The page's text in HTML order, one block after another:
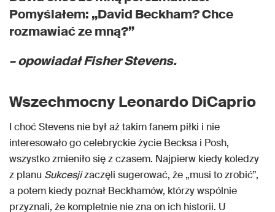
Pomyślałem: „David Beckham? Chce
rozmawiać ze mną?”
– opowiadał Fisher Stevens.
Wszechmocny Leonardo DiCaprio
I choć Stevens nie był aż takim fanem piłki i nie
interesowało go celebryckie życie Becksa i Posh,
wszystko zmieniło się z czasem. Najpierw kiedy koledzy
z planu Sukcesjizaczęli sugerować, że „musi to zrobić”,
a potem kiedy poznał Beckhamów, którzy wspólnie
przyznali, że kompletnie nie zna on ich historii. U